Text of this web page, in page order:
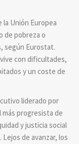
la Unión Europea
de pobreza o
según Eurostat.
con dificultades,
y un coste de
liderado por
progresista de
y justicia social
de avanzar, los